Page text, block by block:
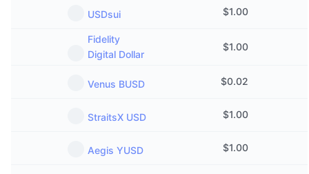
USDsui $1.00
Fidelity
Digital Dollar
$1.00
Venus BUSD $0.02
StraitsX USD $1.00
Aegis YUSD $1.00